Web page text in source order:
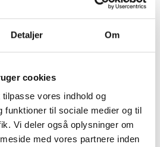
Detaljer Om
cookies
vores indhold og
funktioner til sociale medier og til
Vi deler også oplysninger om
med vores partnere inden
liter
liter